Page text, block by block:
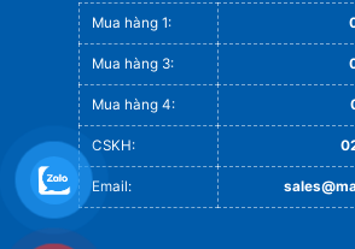
Mua hàng 1:
Mua hàng 3:
Mua hàng 4:
CSKH:
Email: